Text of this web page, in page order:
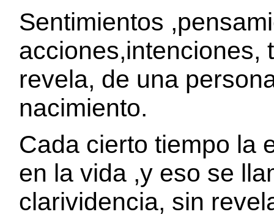
Sentimientos
acciones,intenciones,
revela, de una
nacimiento.
Cada cierto tiempo la
en la vida ,y eso se
clarividencia, sin